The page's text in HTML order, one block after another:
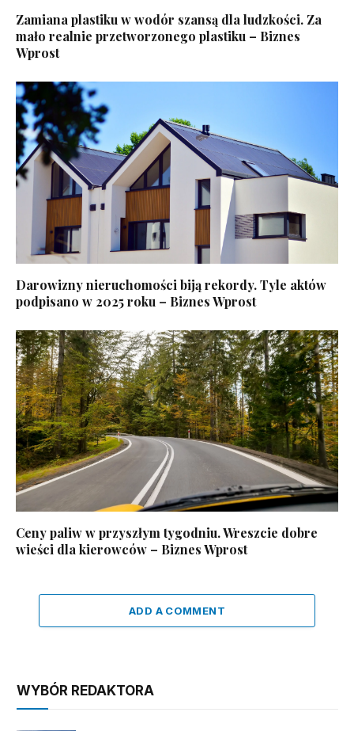
Zamiana plastiku w wodór szansą dla ludzkości. Za
mało realnie przetworzonego plastiku – Biznes
Wprost
Darowizny nieruchomości biją rekordy. Tyle aktów
podpisano w 2025 roku – Biznes Wprost
Ceny paliw w przyszłym tygodniu. Wreszcie dobre
wieści dla kierowców – Biznes Wprost
ADD A COMMENT
WYBÓR REDAKTORA